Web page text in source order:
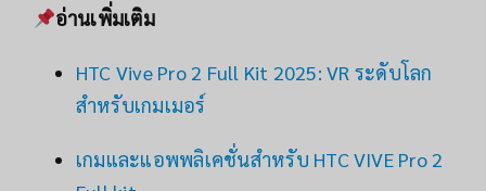
อ่านเพิ่มเติม
HTC Vive Pro 2 Full Kit 2025: VR ระดับโลก
สำหรับเกมเมอร์
เกมและแอพพลิเคชั่นสําหรับ HTC VIVE Pro 2